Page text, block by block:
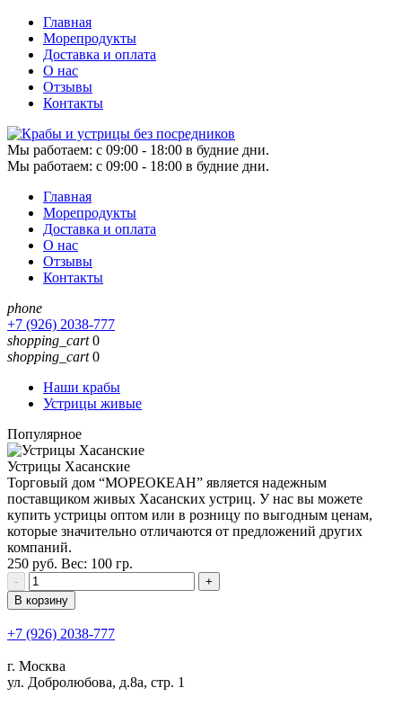
Главная
Морепродукты
Доставка и оплата
О нас
Отзывы
Контакты
Мы работаем: c 09:00 - 18:00 в будние дни.
Мы работаем: c 09:00 - 18:00 в будние дни.
Главная
Морепродукты
Доставка и оплата
О нас
Отзывы
Контакты
phone
+7 (926) 2038-777
shopping_cart 0
shopping_cart 0
Наши крабы
Устрицы живые
Популярное
Устрицы Хасанские
Торговый дом “МОРЕОКЕАН” является надежным
поставщиком живых Хасанских устриц. У нас вы можете
купить устрицы оптом или в розницу по выгодным ценам,
которые значительно отличаются от предложений других
компаний.
250 руб. Вес: 100 гр.
-
+
В корзину
+7 (926) 2038-777
г. Москва
ул. Добролюбова, д.8а, стр. 1